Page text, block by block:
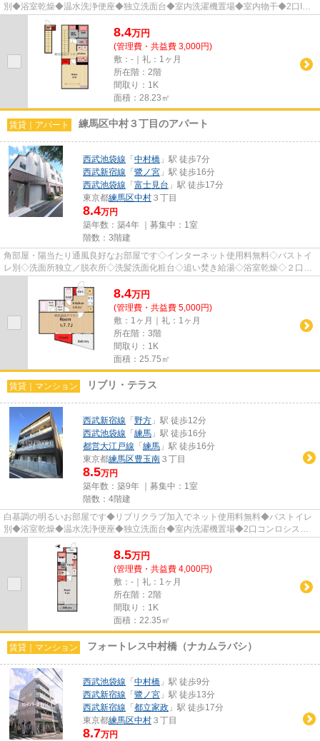
別◆浴室乾燥◆温水洗浄便座◆独立洗面台◆室内洗濯機置場◆室内物干◆2口IH
コンロシステムキッチン◆宅配BOX◆敷地内...
8.4万円
(管理費・共益費 3,000円)
敷：-｜礼：1ヶ月
所在階：2階
間取り：1K
面積：28.23㎡
賃貸｜アパート 練馬区中村３丁目のアパート
西武池袋線 「 中村橋 」駅 徒歩7分
西武新宿線 「 鷺ノ宮 」駅 徒歩16分
西武池袋線 「 富士見台 」駅 徒歩17分
東京都練馬区中村 ３丁目
8.4万円
築年数：築4年 ｜募集中： 1室
階数：3階建
角部屋・陽当たり通風良好なお部屋です◇インターネット使用料無料◇バストイ
レ別◇洗面所独立／脱衣所◇洗髪洗面化粧台◇追い焚き給湯◇浴室乾燥◇２口Ｉ
Ｈシステムキッチン◇室内洗濯機置場◇...
8.4万円
(管理費・共益費 5,000円)
敷：1ヶ月｜礼：1ヶ月
所在階：3階
間取り：1K
面積：25.75㎡
賃貸｜マンション リブリ・テラス
西武新宿線 「 野方 」駅 徒歩12分
西武池袋線 「 練馬 」駅 徒歩16分
都営大江戸線 「 練馬 」駅 徒歩16分
東京都練馬区豊玉南 ３丁目
8.5万円
築年数：築9年 ｜募集中： 1室
階数：4階建
白基調の明るいお部屋です◆リブリクラブ加入でネット使用料無料◆バストイレ
別◆浴室乾燥◆温水洗浄便座◆独立洗面台◆室内洗濯機置場◆2口コンロシステ
ムキッチン◆モニター付インターホン◆...
8.5万円
(管理費・共益費 4,000円)
敷：-｜礼：1ヶ月
所在階：2階
間取り：1K
面積：22.35㎡
賃貸｜マンション フォートレス中村橋（ナカムラバシ）
西武池袋線 「 中村橋 」駅 徒歩9分
西武新宿線 「 鷺ノ宮 」駅 徒歩13分
西武新宿線 「 都立家政 」駅 徒歩17分
東京都練馬区中村 ３丁目
8.7万円